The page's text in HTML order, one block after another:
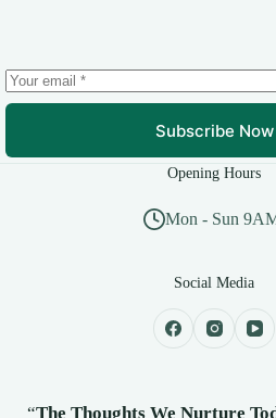
Subscribe Now
Opening Hours
Mon - Sun
Social Media
“The Thoughts We Nurture